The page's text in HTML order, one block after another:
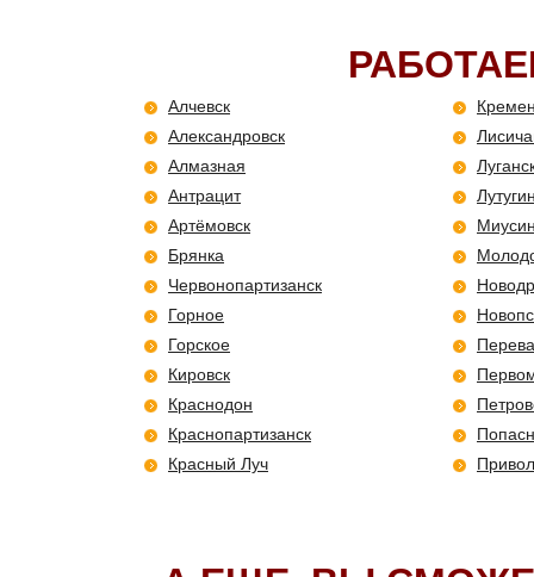
Алчевск
Александровск
Алмазная
Антрацит
Артёмовск
Брянка
Червонопартизанск
Горное
Горское
Кировск
Краснодон
Краснопартизанск
Красный Луч